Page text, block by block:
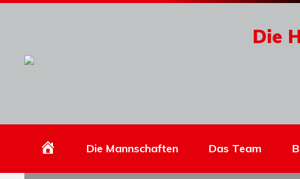
Die
HomepageDie Mannschaften Das Team